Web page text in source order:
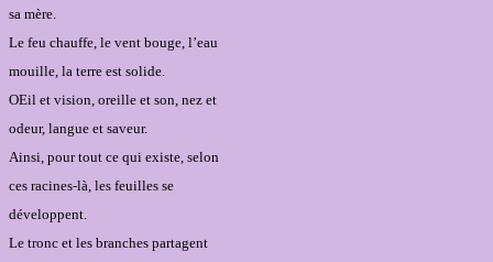
sa mère.
Le feu chauffe, le vent bouge, l’eau
mouille, la terre est solide.
OEil et vision, oreille et son, nez et
odeur, langue et saveur.
Ainsi, pour tout ce qui existe, selon
ces racines-là, les feuilles se
développent.
Le tronc et les branches partagent